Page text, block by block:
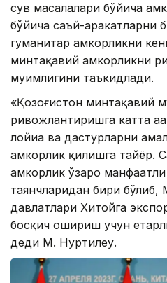
сув масалалари бўйича
бўйича саъй-
гуманитар ҳамкорликни
минтақавий ҳамкорликни
муҳимлигини таъкидлади.
«Қозоғистон минтақавий
ривожлантиришга катта
лойиҳа ва дастурларни
ҳамкорлик қилишга тайёр.
ҳамкорлик ўзаро
таянчларидан бири бўлиб,
давлатлари Хитойга
босқич ошириш учун етарли
деди М. Нуртилеу.